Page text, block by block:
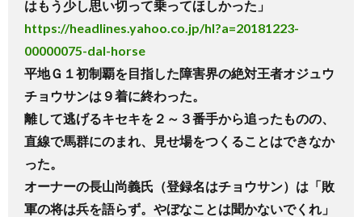
はもう少し思い切って乗ってほしかった」
https://headlines.yahoo.co.jp/hl?a=20181223-
00000075-dal-horse
平地Ｇ１初制覇を目指した障害界の絶対王者オジュウ
チョウサンは９着に終わった。
離して逃げるキセキを２～３番手から追ったものの、
直線で馬群にのまれ、見せ場をつくることはできなか
った。
オーナーの長山尚義氏（登録名はチョウサン）は「敗
軍の将は兵を語らず。やぼなことは聞かないでくれ」